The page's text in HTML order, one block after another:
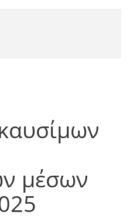
μέσων